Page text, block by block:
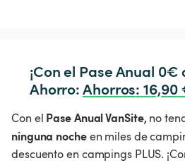
¡Con el Pase Anual
Ahorro: Ahorros: 16,90
Con el Pase Anual VanSite, no
ninguna nocheen miles de
descuento en campings PLUS.